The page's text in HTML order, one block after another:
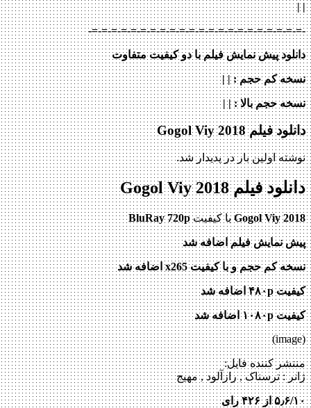
| |
-=-=-=-=-=-=-=-=-=-=-=-=-=-=-=-=-=-=-=-=-=-=-
دانلود پیش نمایش فیلم با دو کیفیت متفاوت
نسخه کم حجم: | |
نسخه حجم بالا: | |
دانلود فیلم Gogol Viy 2018
نوشته اولین بار در پدیدار شد.
دانلود فیلم Gogol Viy 2018
Gogol Viy 2018 با کیفیتBluRay 720p
پیش نمایش فیلم اضافه شد
نسخه کم حجم و با کیفیت x265 اضافه شد
کیفیت ۴۸۰p اضافه شد
کیفیت ۱۰۸۰p اضافه شد
(image)
منتشر کننده فایل:
ژانر : ترسناک , رازآلود , مهیج
۵٫۶/۱۰ از ۴۲۶ رای